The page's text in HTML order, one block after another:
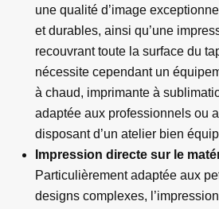
une qualité d’image
et durables, ainsi qu’une
recouvrant toute la surface du
nécessite cependant un
à chaud, imprimante à
adaptée aux professionnels ou
disposant d’un atelier bien
Impression directe sur le
Particulièrement adaptée aux
designs complexes,